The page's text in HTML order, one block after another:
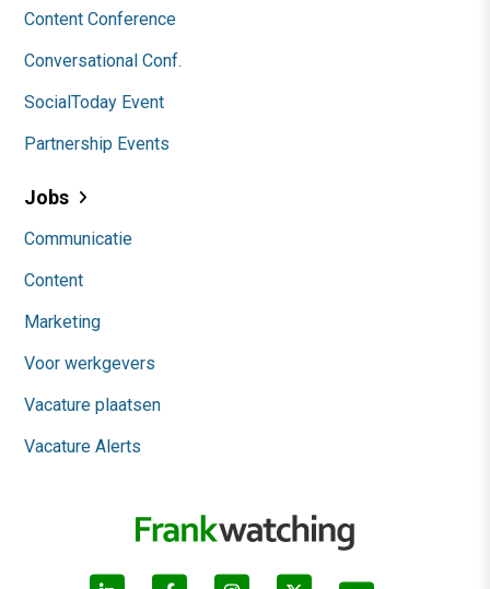
Content Conference
Conversational Conf.
SocialToday Event
Partnership Events
Jobs
Communicatie
Content
Marketing
Voor werkgevers
Vacature plaatsen
Vacature Alerts